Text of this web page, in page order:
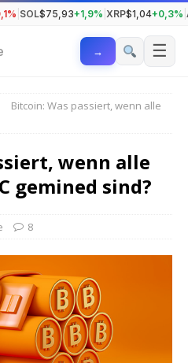
SOL$75,93+1,9% XRP$1,04+0,3%
→ ☰
Bitcoin: Was passiert, wenn alle
wenn alle
gemined sind?
8